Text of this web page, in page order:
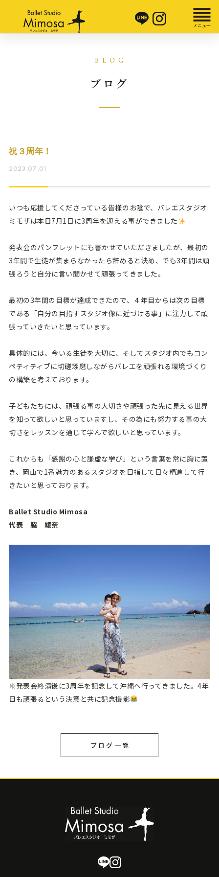
ブログ
祝３周年！
2023.07.01
いつも応援してくださっている皆様のお陰で、バレエスタジオ
ミモザは本日7月1日に3周年を迎える事ができました
発表会のパンフレットにも書かせていただきましたが、最初の
3年間で生徒が集まらなかったら辞めると決め、でも3年間は頑
張ろうと自分に言い聞かせて頑張ってきました。
最初の3年間の目標が達成できたので、４年目からは次の目標
である「自分の目指すスタジオ像に近づける事」に注力して頑
張っていきたいと思っています。
具体的には、今いる生徒を大切に、そしてスタジオ内でもコン
ペティティブに切磋琢磨しながらバレエを頑張れる環境づくり
の構築を考えております。
子どもたちには、頑張る事の大切さや頑張った先に見える世界
を知って欲しいと思っていますし、その為にも努力する事の大
切さをレッスンを通じて学んで欲しいと思っています。
これからも「感謝の心と謙虚な学び」という言葉を常に胸に置
き、岡山で1番魅力のあるスタジオを目指して日々精進して行
きたいと思っております。
Ballet Studio Mimosa
代表 脇 綾奈
※発表会終演後に3周年を記念して沖縄へ行ってきました。4年
目も頑張るという決意と共に記念撮影
ブログ一覧